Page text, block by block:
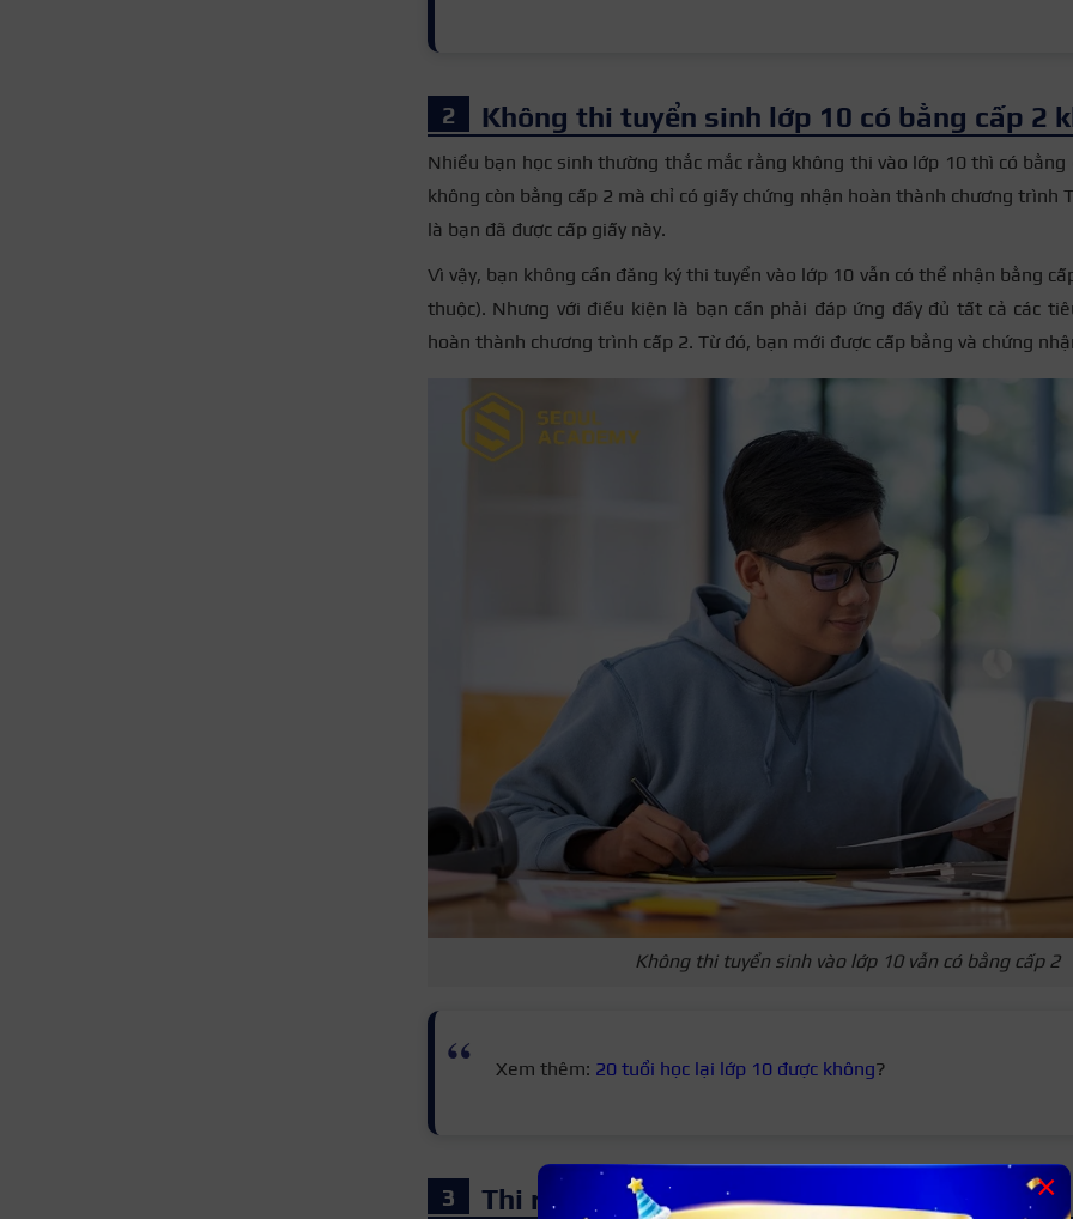
Không thi tuyển sinh lớp 10 có bằng cấp 2
Nhiều bạn học sinh thường thắc mắc rằng không thi vào lớp 10 thì có bằng
không còn bằng cấp 2 mà chỉ có giấy chứng nhận hoàn thành chương trình
là bạn đã được cấp giấy này.
Vì vậy, bạn không cần đăng ký thi tuyển vào lớp 10 vẫn có thể nhận bằng
thuộc). Nhưng với điều kiện là bạn cần phải đáp ứng đầy đủ tất cả các
hoàn thành chương trình cấp 2. Từ đó, bạn mới được cấp bằng và chứng
Không thi tuyển sinh vào lớp 10 vẫn có bằng cấp 2
Xem thêm: 20 tuổi học lại lớp 10 được không?
Thi rớt tuyển sinh vào lớp 10 nên làm gì? ×